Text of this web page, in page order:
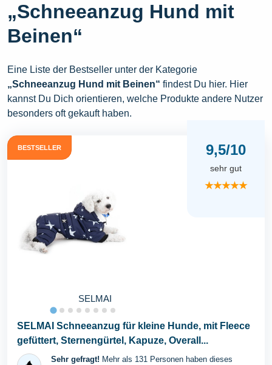
„Schneeanzug Hund mit
Beinen“
Eine Liste der Bestseller unter der Kategorie
„Schneeanzug Hund mit Beinen“ findest Du hier. Hier
kannst Du Dich orientieren, welche Produkte andere Nutzer
besonders oft gekauft haben.
BESTSELLER
SELMAI
9,5/10
sehr gut
★★★★★
SELMAI Schneeanzug für kleine Hunde, mit Fleece
gefüttert, Sternengürtel, Kapuze, Overall...
Sehr gefragt! Mehr als 131 Personen haben dieses